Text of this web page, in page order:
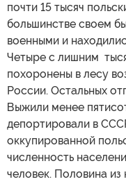
почти 15 тысяч
большинстве своем
военными и
Четыре с лишним
похоронены в лесу
России. Остальных
Выжили менее
депортировали в
оккупированной
численность
человек. Половина из